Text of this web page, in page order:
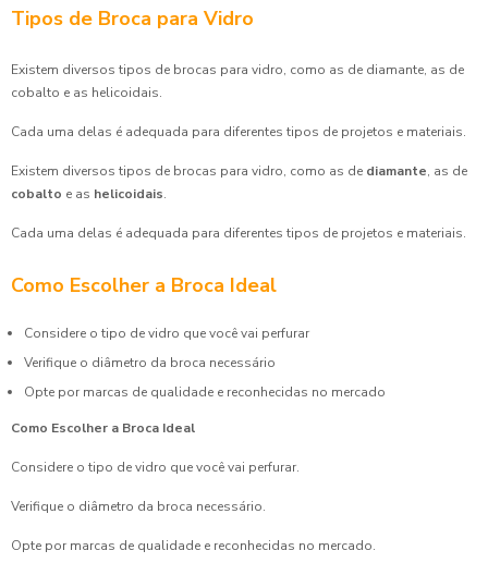
Tipos de Broca para Vidro
Existem diversos tipos de brocas para vidro, como as de diamante, as de
cobalto e as helicoidais.
Cada uma delas é adequada para diferentes tipos de projetos e materiais.
Existem diversos tipos de brocas para vidro, como as de diamante, as de
cobalto e as helicoidais.
Cada uma delas é adequada para diferentes tipos de projetos e materiais.
Como Escolher a Broca Ideal
Considere o tipo de vidro que você vai perfurar
Verifique o diâmetro da broca necessário
Opte por marcas de qualidade e reconhecidas no mercado
Como Escolher a Broca Ideal
Considere o tipo de vidro que você vai perfurar.
Verifique o diâmetro da broca necessário.
Opte por marcas de qualidade e reconhecidas no mercado.